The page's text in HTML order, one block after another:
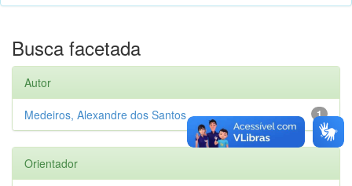
Busca facetada
Autor
1
Medeiros, Alexandre dos Santos
Orientador